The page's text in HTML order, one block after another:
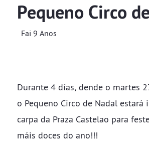
Pequeno Circo
Fai 9 Anos
Durante 4 días, dende o martes
o Pequeno Circo de Nadal estará
carpa da Praza Castelao para
máis doces do ano!!!